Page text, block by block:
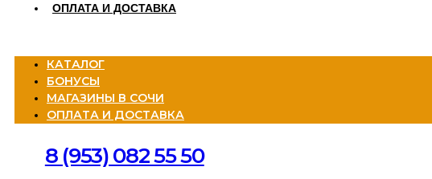
ОПЛАТА И ДОСТАВКА
КАТАЛОГ
БОНУСЫ
МАГАЗИНЫ В СОЧИ
ОПЛАТА И ДОСТАВКА
8 (953) 082 55 50